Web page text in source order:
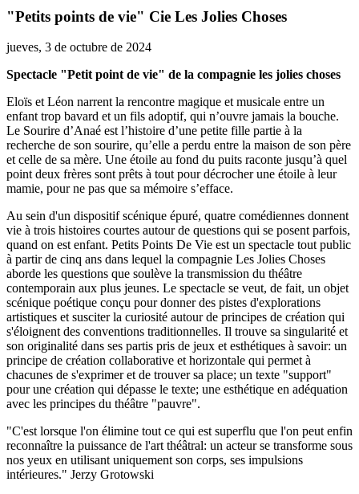
"Petits points de vie" Cie Les Jolies Choses
jueves, 3 de octubre de 2024
Spectacle "Petit point de vie" de la compagnie les jolies choses
Eloïs et Léon narrent la rencontre magique et musicale entre un
enfant trop bavard et un fils adoptif, qui n’ouvre jamais la bouche.
Le Sourire d’Anaé est l’histoire d’une petite fille partie à la
recherche de son sourire, qu’elle a perdu entre la maison de son père
et celle de sa mère. Une étoile au fond du puits raconte jusqu’à quel
point deux frères sont prêts à tout pour décrocher une étoile à leur
mamie, pour ne pas que sa mémoire s’efface.
Au sein d'un dispositif scénique épuré, quatre comédiennes donnent
vie à trois histoires courtes autour de questions qui se posent parfois,
quand on est enfant. Petits Points De Vie est un spectacle tout public
à partir de cinq ans dans lequel la compagnie Les Jolies Choses
aborde les questions que soulève la transmission du théâtre
contemporain aux plus jeunes. Le spectacle se veut, de fait, un objet
scénique poétique conçu pour donner des pistes d'explorations
artistiques et susciter la curiosité autour de principes de création qui
s'éloignent des conventions traditionnelles. Il trouve sa singularité et
son originalité dans ses partis pris de jeux et esthétiques à savoir: un
principe de création collaborative et horizontale qui permet à
chacun­e­s de s'exprimer et de trouver sa place; un texte "support"
pour une création qui dépasse le texte; une esthétique en adéquation
avec les principes du théâtre "pauvre".
"C'est lorsque l'on élimine tout ce qui est superflu que l'on peut enfin
reconnaître la puissance de l'art théâtral: un acteur se transforme sous
nos yeux en utilisant uniquement son corps, ses impulsions
intérieures." Jerzy Grotowski